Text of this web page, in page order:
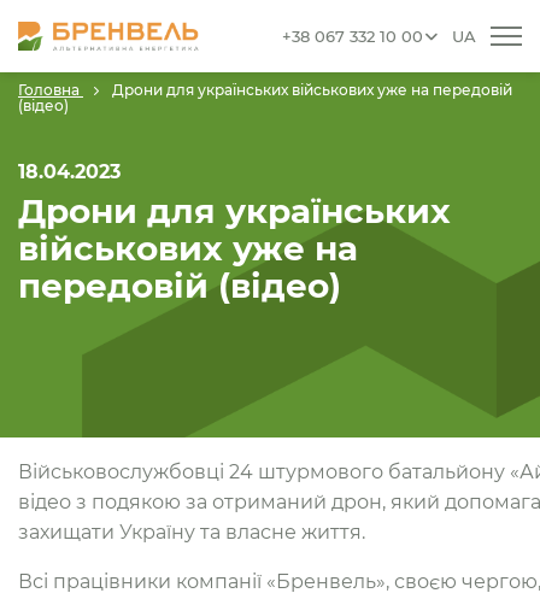
+38 067 332 10 00 UA
Головна
Дрони для українських військових уже на передовій
(відео)
18.04.2023
Дрони для українських
військових уже на
передовій (відео)
Військовослужбовці 24 штурмового батальйону
відео з подякою за отриманий дрон, який
захищати Україну та власне життя.
Всі працівники компанії «Бренвель», своєю